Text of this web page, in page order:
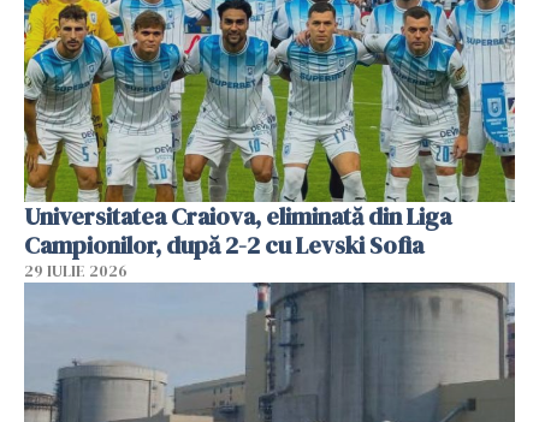
Universitatea Craiova, eliminată din Liga
Campionilor, după 2-2 cu Levski Sofia
29 IULIE 2026